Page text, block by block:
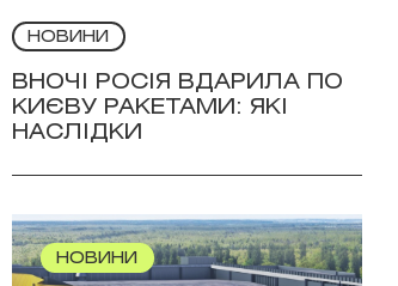
НОВИНИ
ВНОЧІ РОСІЯ ВДАРИЛА ПО
КИЄВУ РАКЕТАМИ: ЯКІ
НАСЛІДКИ
НОВИНИ